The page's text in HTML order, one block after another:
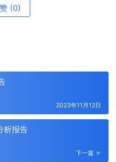
赞 (0)
2023年11月12日
析报告
下一篇